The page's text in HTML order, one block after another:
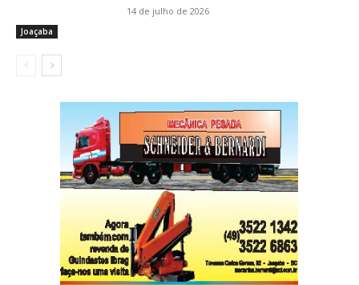
Joaçaba
14 de julho de 2026